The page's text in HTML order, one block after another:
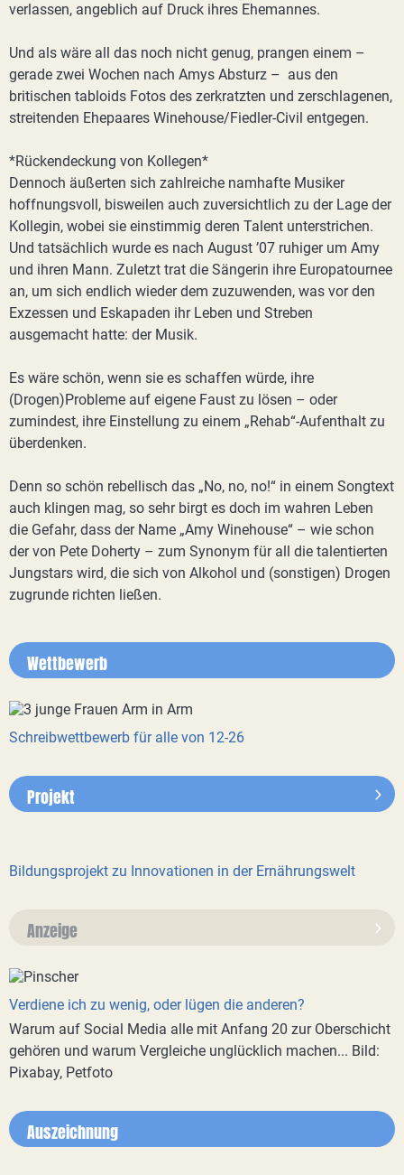
verlassen, angeblich auf Druck ihres Ehemannes.
Und als wäre all das noch nicht genug, prangen einem –
gerade zwei Wochen nach Amys Absturz – aus den
britischen tabloids Fotos des zerkratzten und zerschlagenen,
streitenden Ehepaares Winehouse/Fiedler-Civil entgegen.
*Rückendeckung von Kollegen*
Dennoch äußerten sich zahlreiche namhafte Musiker
hoffnungsvoll, bisweilen auch zuversichtlich zu der Lage der
Kollegin, wobei sie einstimmig deren Talent unterstrichen.
Und tatsächlich wurde es nach August ’07 ruhiger um Amy
und ihren Mann. Zuletzt trat die Sängerin ihre Europatournee
an, um sich endlich wieder dem zuzuwenden, was vor den
Exzessen und Eskapaden ihr Leben und Streben
ausgemacht hatte: der Musik.
Es wäre schön, wenn sie es schaffen würde, ihre
(Drogen)Probleme auf eigene Faust zu lösen – oder
zumindest, ihre Einstellung zu einem „Rehab“-Aufenthalt zu
überdenken.
Denn so schön rebellisch das „No, no, no!“ in einem Songtext
auch klingen mag, so sehr birgt es doch im wahren Leben
die Gefahr, dass der Name „Amy Winehouse“ – wie schon
der von Pete Doherty – zum Synonym für all die talentierten
Jungstars wird, die sich von Alkohol und (sonstigen) Drogen
zugrunde richten ließen.
Wettbewerb
Schreibwettbewerb für alle von 12-26
Projekt
Bildungsprojekt zu Innovationen in der Ernährungswelt
Anzeige
Verdiene ich zu wenig, oder lügen die anderen?
Warum auf Social Media alle mit Anfang 20 zur Oberschicht
gehören und warum Vergleiche unglücklich machen... Bild:
Pixabay, Petfoto
Auszeichnung